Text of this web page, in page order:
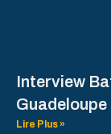
Interview
Guadeloupe
Lire Plus »